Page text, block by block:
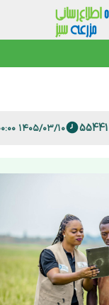
۱۴۰۵/۰۳/۱۰ ۱۹:۰۰:۰۰